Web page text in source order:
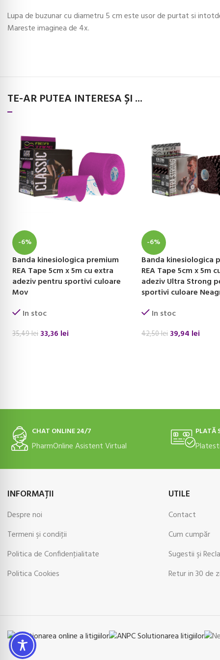
Lupa de buzunar cu diametru 5 cm este usor de purtat si
Mareste imaginea de 4x.
TE-AR PUTEA INTERESA ȘI ...
-6%
Banda kinesiologica premium
REA Tape 5cm x 5m cu extra
adeziv pentru sportivi culoare
Mov
In stoc
35,49lei 33,36 lei
-6%
Banda kinesiologica
REA Tape 5cm x 5m
adeziv Ultra Strong
sportivi culoare
In stoc
42,50lei 39,94 lei
CHAT ONLINE 24/7
PharmOnline Asistent Virtual
PLATĂ
INFORMAŢII
Despre noi
Termeni şi condiţii
Politica de Confidenţialitate
Politica Cookies
UTILE
Contact
Cum cumpăr
Sugestii şi
Retur in 30 de